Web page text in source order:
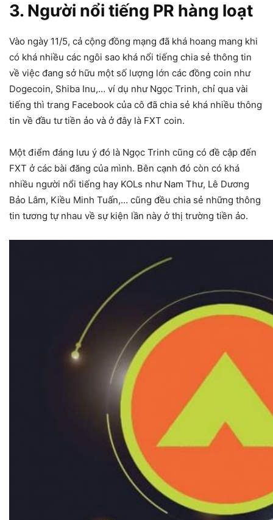
3. Người nổi tiếng PR hàng loạt
Vào ngày 11/5, cả cộng đồng mạng đã khá hoang mang khi
có khá nhiều các ngôi sao khá nổi tiếng chia sẻ thông tin
về việc đang sở hữu một số lượng lớn các đồng coin như
Dogecoin, Shiba Inu,… ví dụ như Ngọc Trinh, chỉ qua vài
tiếng thì trang Facebook của cô đã chia sẻ khá nhiều thông
tin về đầu tư tiền ảo và ở đây là FXT coin.
Một điểm đáng lưu ý đó là Ngọc Trinh cũng có đề cập đến
FXT ở các bài đăng của mình. Bên cạnh đó còn có khá
nhiều người nổi tiếng hay KOLs như Nam Thư, Lê Dương
Bảo Lâm, Kiều Minh Tuấn,… cũng đều chia sẻ những thông
tin tương tự nhau về sự kiện lần này ở thị trường tiền ảo.